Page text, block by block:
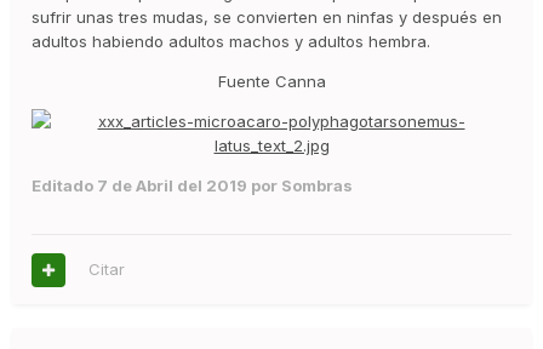
sufrir unas tres mudas, se convierten en ninfas y después en
adultos habiendo adultos machos y adultos hembra.
Fuente Canna
Editado 7 de Abril del 2019 por Sombras
Citar